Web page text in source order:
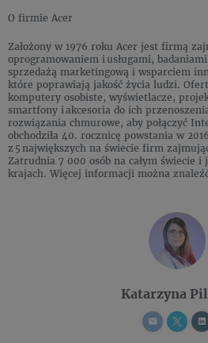
O firmie Acer
Założony w 1976 roku Acer jest firmą
oprogramowaniem i usługami,
sprzedażą marketingową i wsparciem
które poprawiają jakość życia ludzi.
komputery osobiste, wyświetlacze,
smartfony i akcesoria do ich
rozwiązania chmurowe, aby połączyć
obchodziła 40. rocznicę powstania w
z 5 największych na świecie firm
Zatrudnia 7 000 osób na całym świecie i
krajach. Więcej informacji można
Katarzyna